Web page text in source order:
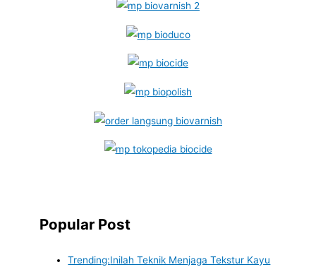
Popular Post
Trending:Inilah Teknik Menjaga Tekstur Kayu